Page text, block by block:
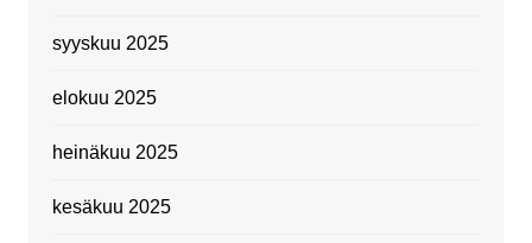
syyskuu 2025
elokuu 2025
heinäkuu 2025
kesäkuu 2025